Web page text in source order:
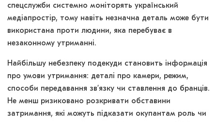
спецслужби системно моніторять український
медіапростір, тому навіть незначна деталь може бути
використана проти людини, яка перебуває в
незаконному утриманні.
Найбільшу небезпеку подекуди становить інформація
про умови утримання: деталі про камери, режим,
способи передавання звʼязку чи ставлення до бранців.
Не менш ризиковано розкривати обставини
затримання, які можуть підказати окупантам роль чи